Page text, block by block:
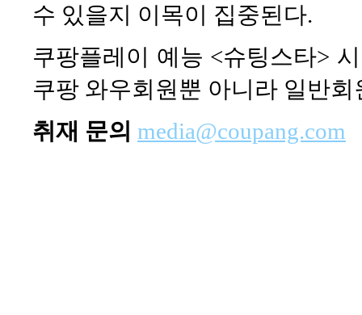
수 있을지 이목이 집중된다.
쿠팡플레이 예능 <슈팅스타>
쿠팡 와우회원뿐 아니라 일반
취재 문의 media@coupang.com